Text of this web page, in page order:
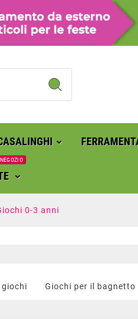
NEGOZIO
0-3 anni
giochi Giochi per il bagnetto